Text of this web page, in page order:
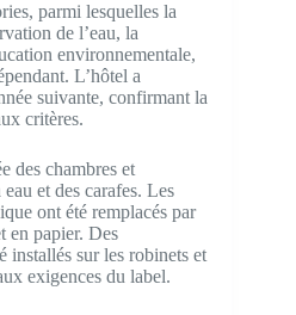
parmi lesquelles la
de l’eau, la
environnementale,
L’hôtel a
suivante, confirmant la
critères.
des chambres et
et des carafes. Les
ont été remplacés par
en papier. Des
installés sur les robinets et
exigences du label.